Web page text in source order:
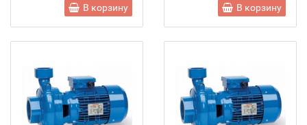
В корзину В корзину